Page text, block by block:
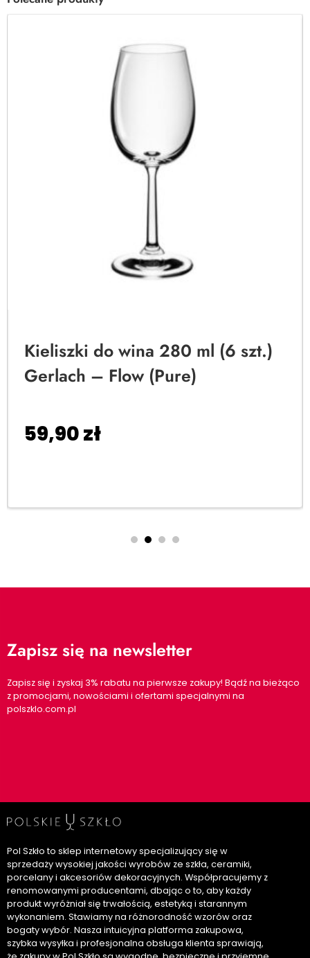
Kieliszki do wina 280 ml (6 szt.)
Gerlach – Flow (Pure)
59,90zł
Zapisz się na newsletter
Zapisz się i zyskaj 3% rabatu na pierwsze zakupy! Bądź na bieżąco
z promocjami, nowościami i ofertami specjalnymi na
polszklo.com.pl
Pol Szkło to sklep internetowy specjalizujący się w
sprzedaży wysokiej jakości wyrobów ze szkła, ceramiki,
porcelany i akcesoriów dekoracyjnych. Współpracujemy z
renomowanymi producentami, dbając o to, aby każdy
produkt wyróżniał się trwałością, estetyką i starannym
wykonaniem. Stawiamy na różnorodność wzorów oraz
bogaty wybór. Nasza intuicyjna platforma zakupowa,
szybka wysyłka i profesjonalna obsługa klienta sprawiają,